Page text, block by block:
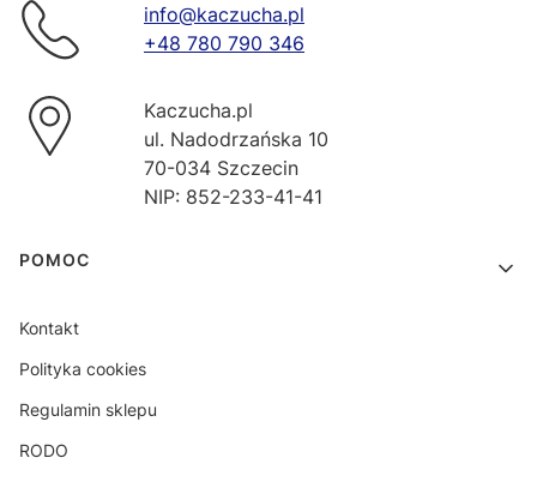
info@kaczucha.pl
+48 780 790 346
Kaczucha.pl
ul. Nadodrzańska 10
70-034 Szczecin
NIP: 852-233-41-41
Linki w stopce
POMOC
Kontakt
Polityka cookies
Regulamin sklepu
RODO